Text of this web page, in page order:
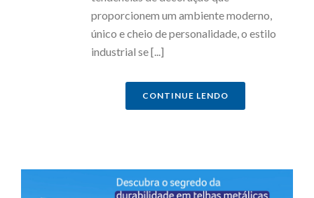
proporcionem um ambiente moderno,
único e cheio de personalidade, o estilo
industrial se [...]
CONTINUE LENDO